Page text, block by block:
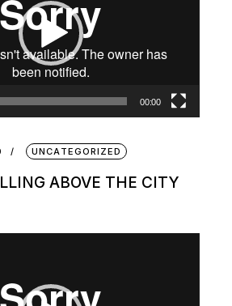
00:00
UNCATEGORIZED
ABOVE THE CITY